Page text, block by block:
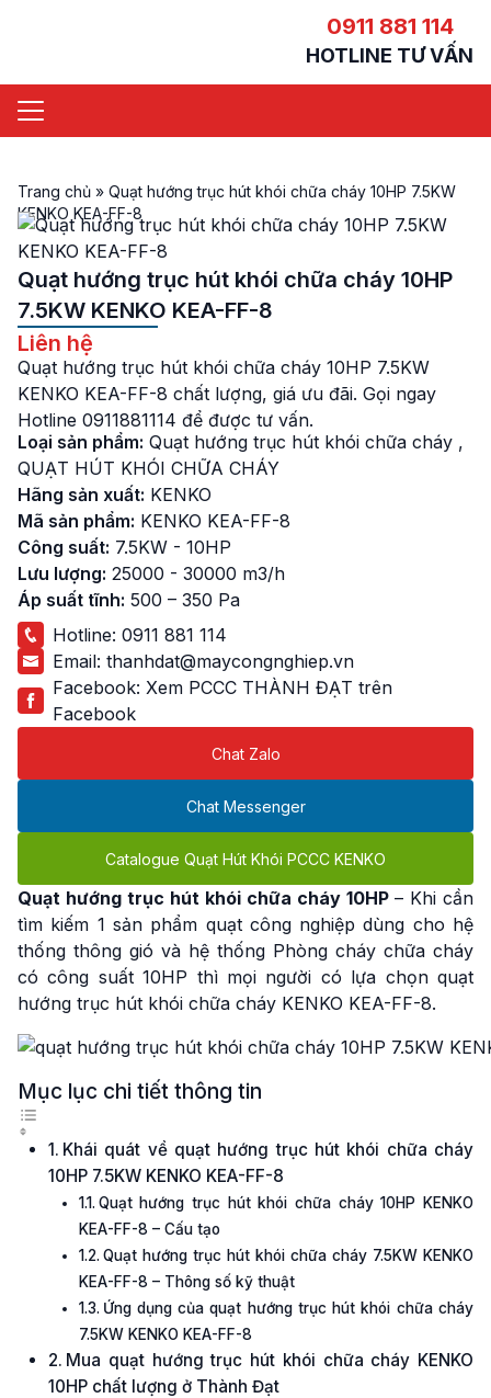
0911 881 114
HOTLINE TƯ VẤN
Trang chủ » Quạt hướng trục hút khói chữa cháy 10HP 7.5KW
KENKO KEA-FF-8
Quạt hướng trục hút khói chữa cháy 10HP
7.5KW KENKO KEA-FF-8
Liên hệ
Quạt hướng trục hút khói chữa cháy 10HP 7.5KW
KENKO KEA-FF-8 chất lượng, giá ưu đãi. Gọi ngay
Hotline 0911881114 để được tư vấn.
Loại sản phẩm: Quạt hướng trục hút khói chữa cháy ,
QUẠT HÚT KHÓI CHỮA CHÁY
Hãng sản xuất: KENKO
Mã sản phẩm: KENKO KEA-FF-8
Công suất: 7.5KW - 10HP
Lưu lượng: 25000 - 30000 m3/h
Áp suất tĩnh: 500 – 350 Pa
Hotline: 0911 881 114
Email: thanhdat@maycongnghiep.vn
Facebook: Xem PCCC THÀNH ĐẠT trên
Facebook
Chat Zalo
Chat Messenger
Catalogue Quạt Hút Khói PCCC KENKO
Quạt hướng trục hút khói chữa cháy 10HP – Khi cần
tìm kiếm 1 sản phẩm quạt công nghiệp dùng cho hệ
thống thông gió và hệ thống Phòng cháy chữa cháy
có công suất 10HP thì mọi người có lựa chọn quạt
hướng trục hút khói chữa cháy KENKO KEA-FF-8.
Mục lục chi tiết thông tin
Khái quát về quạt hướng trục hút khói chữa cháy
10HP 7.5KW KENKO KEA-FF-8
Quạt hướng trục hút khói chữa cháy 10HP KENKO
KEA-FF-8 – Cấu tạo
Quạt hướng trục hút khói chữa cháy 7.5KW KENKO
KEA-FF-8 – Thông số kỹ thuật
Ứng dụng của quạt hướng trục hút khói chữa cháy
7.5KW KENKO KEA-FF-8
Mua quạt hướng trục hút khói chữa cháy KENKO
10HP chất lượng ở Thành Đạt